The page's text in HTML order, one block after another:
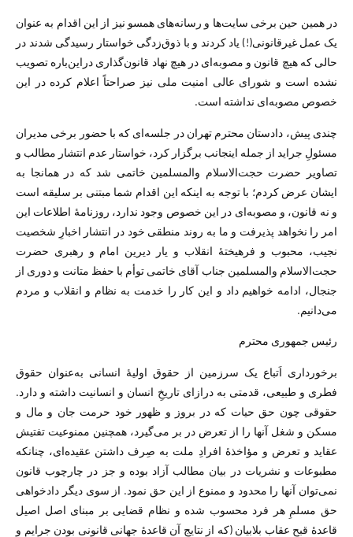
در همین حین برخی سایت‌ها و رسانه‌های همسو نیز از این اقدام به عنوان
یک عمل غیرقانونی(!) یاد کردند و با ذوق‌زدگی خواستار رسیدگی شدند در
حالی که هیچ قانون و مصوبه‌ای در هیچ نهاد قانون‌گذاری دراین‌باره تصویب
نشده است و شورای عالی امنیت ملی نیز صراحتاً اعلام کرده در این
خصوص مصوبه‌ای نداشته است.
چندی پیش، دادستان محترم تهران در جلسه‌ای که با حضور برخی مدیران
مسئولِ جراید از جمله اینجانب برگزار کرد، خواستار عدم انتشار مطالب و
تصاویر حضرت حجت‌الاسلام والمسلمین خاتمی شد که در همانجا به
ایشان عرض کردم؛ با توجه به اینکه این اقدام شما مبتنی بر سلیقه است
و نه قانون، و مصوبه‌ای در این خصوص وجود ندارد، روزنامهٔ اطلاعات این
امر را نخواهد پذیرفت و ما به روند منطقی خود در انتشار اخبارِ شخصیت
نجیب، محبوب و فرهیختهٔ انقلاب و یار دیرین امام و رهبری حضرت
حجت‌الاسلام والمسلمین جناب آقای خاتمی توأم با حفظ متانت‌ و دوری از
جنجال، ادامه خواهیم داد و این کار را خدمت به نظام و انقلاب و مردم
می‌دانیم.
رئیس جمهوری محترم
برخورداری اَتباع یک سرزمین از حقوق اولیهٔ انسانی به‌عنوان حقوق
فطری و طبیعی، قدمتی به درازای تاریخِ انسان و انسانیت داشته و دارد.
حقوقی چون حق حیات که در بروز و ظهور خود حرمت جان و مال و
مسکن و شغل آنها را از تعرض در بر می‌گیرد، همچنین ممنوعیت تفتیش
عقاید و تعرض و مؤاخذهٔ افرادِ ملت به صِرف داشتن عقیده‌ای، چنانکه
مطبوعات و نشریات در بیان مطالب آزاد بوده و جز در چارچوب قانون
نمی‌توان آنها را محدود و ممنوع از این حق نمود. از سوی دیگر دادخواهی
حق مسلمِ هر فرد محسوب شده و نظام قضایی بر مبنای اصل اصیل
قاعدهٔ قبح عقاب بلابیان (که از نتایج آن قاعدهٔ جهانی قانونی بودن جرایم و